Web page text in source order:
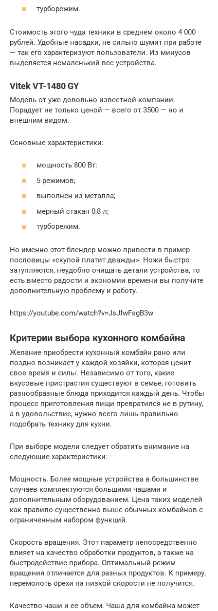
турборежим.
Стоимость этого чуда техники в среднем около 4 000
рублей. Удобные насадки, не сильно шумит при работе
— так его характеризуют пользователи. Из минусов
выделяется немаленький вес устройства.
Vitek VT-1480 GY
Модель от уже довольно известной компании.
Порадует не только ценой — всего от 3500 — но и
внешним видом.
Основные характеристики:
мощность 800 Вт;
5 режимов;
выполнен из металла;
мерный стакан 0,8 л;
турборежим.
Но именно этот блендер можно привести в пример
пословицы «скупой платит дважды». Ножи быстро
затупляются, неудобно очищать детали устройства, то
есть вместо радости и экономии времени вы получите
дополнительную проблему и работу.
https://youtube.com/watch?v=JsJfwFsgB3w
Критерии выбора кухонного комбайна
Желание приобрести кухонный комбайн рано или
поздно возникает у каждой хозяйки, которая ценит
свое время и силы. Независимо от того, какие
вкусовые пристрастия существуют в семье, готовить
разнообразные блюда приходится каждый день. Чтобы
процесс приготовления пищи превратился не в рутину,
а в удовольствие, нужно всего лишь правильно
подобрать технику для кухни.
При выборе модели следует обратить внимание на
следующие характеристики:
Мощность. Более мощные устройства в большинстве
случаев комплектуются большими чашами и
дополнительным оборудованием. Цена таких моделей
как правило существенно выше обычных комбайнов с
ограниченным набором функций.
Скорость вращения. Этот параметр непосредственно
влияет на качество обработки продуктов, а также на
быстродействие прибора. Оптимальный режим
вращения отличается для разных продуктов. К примеру,
перемолоть орехи на низкой скорости не получится.
Качество чаши и ее объем. Чаша для комбайна может